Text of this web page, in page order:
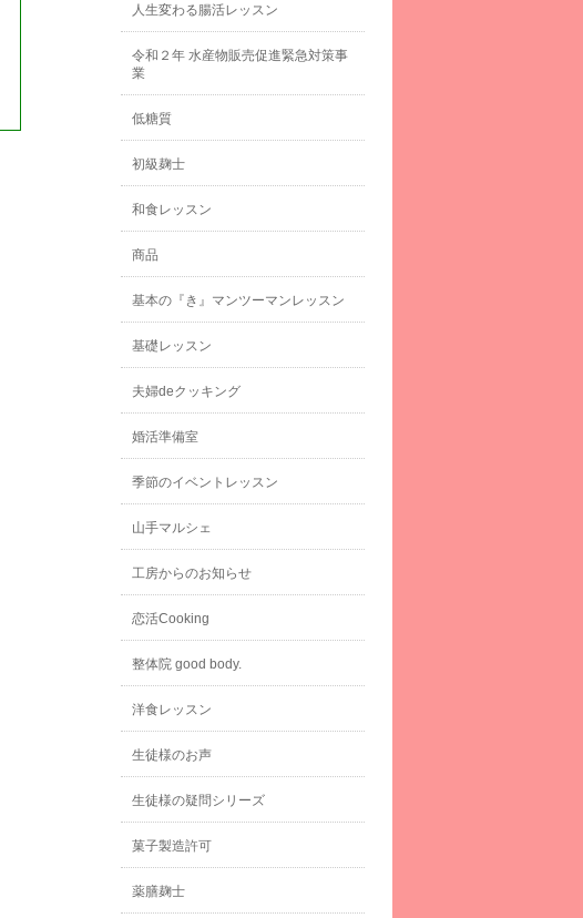
人生変わる腸活レッスン
令和２年 水産物販売促進緊急対策事
業
低糖質
初級麹士
和食レッスン
商品
基本の『き』マンツーマンレッスン
基礎レッスン
夫婦deクッキング
婚活準備室
季節のイベントレッスン
山手マルシェ
工房からのお知らせ
恋活Cooking
整体院 good body.
洋食レッスン
生徒様のお声
生徒様の疑問シリーズ
菓子製造許可
薬膳麹士